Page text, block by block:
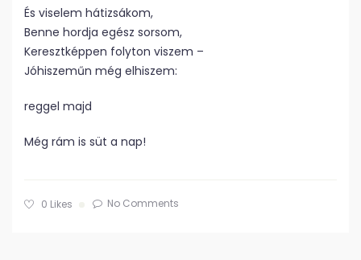
És viselem hátizsákom,
Benne hordja egész sorsom,
Keresztképpen folyton viszem –
Jóhiszeműn még elhiszem:
reggel majd
Még rám is süt a nap!
0 Likes No Comments